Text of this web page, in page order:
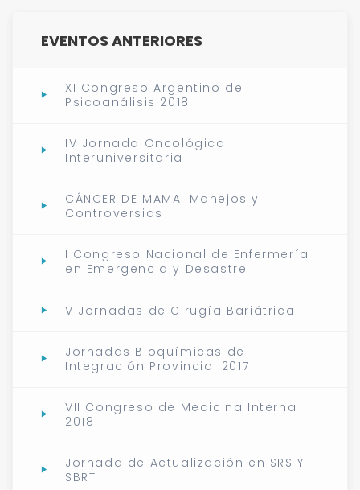
EVENTOS ANTERIORES
XI Congreso Argentino de
Psicoanálisis 2018
IV Jornada Oncológica
Interuniversitaria
CÁNCER DE MAMA: Manejos y
Controversias
I Congreso Nacional de Enfermería
en Emergencia y Desastre
V Jornadas de Cirugía Bariátrica
Jornadas Bioquímicas de
Integración Provincial 2017
VII Congreso de Medicina Interna
2018
Jornada de Actualización en SRS Y
SBRT